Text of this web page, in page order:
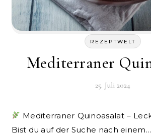
REZEPTWELT
Mediterraner
25. Juli 2024
Mediterraner Quinoasalat –
Bist du auf der Suche nach einem…